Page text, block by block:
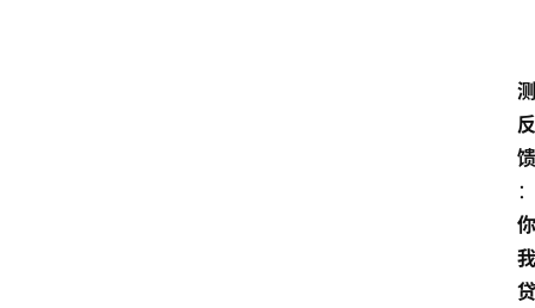
测
反
馈
：
你
我
贷